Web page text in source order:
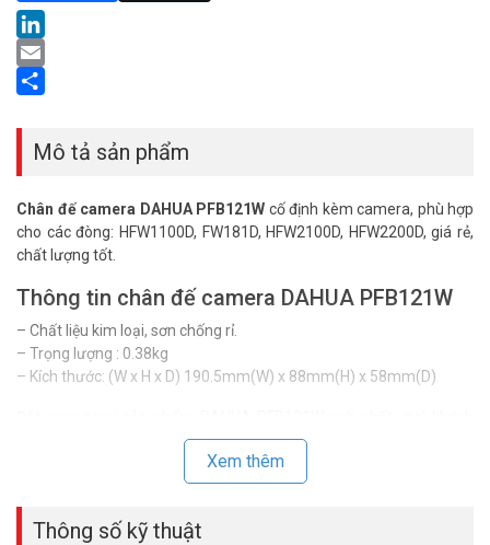
LinkedIn
Email
Mô tả sản phẩm
Chân đế camera DAHUA PFB121W cố định kèm camera, phù hợp
cho các đòng: HFW1100D, FW181D, HFW2100D, HFW2200D, giá rẻ,
chất lượng tốt.
Thông tin chân đế camera DAHUA PFB121W
– Chất liệu kim loại, sơn chống rỉ.
– Trọng lượng : 0.38kg
– Kích thước: (W x H x D) 190.5mm(W) x 88mm(H) x 58mm(D)
hàng vui lòng liên hệ HOTLINE1900 9259để được hỗ trợ tốt nhất.
Tham khảo thêm hình ảnh tạiFacebook Vuhoangtelecom
Xem thêm
Thông số kỹ thuật